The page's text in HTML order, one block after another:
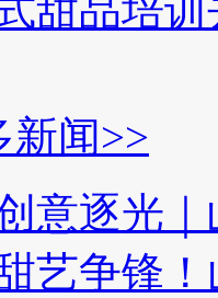
甜品培
新闻>>
意逐光
艺争锋